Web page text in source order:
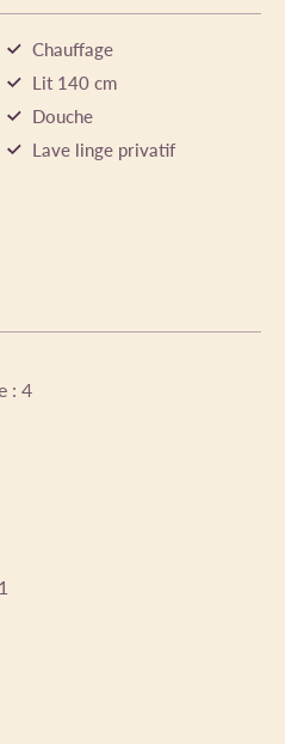
Chauffage
Lit 140 cm
Douche
Lave linge privatif
: 4